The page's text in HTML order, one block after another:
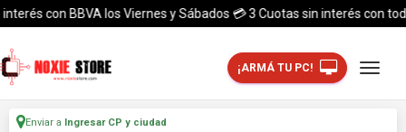
con BBVA los Viernes y Sábados 💳 3 Cuotas sin interés con
¡ARMÁ TU PC!
Enviar a Ingresar CP y ciudad